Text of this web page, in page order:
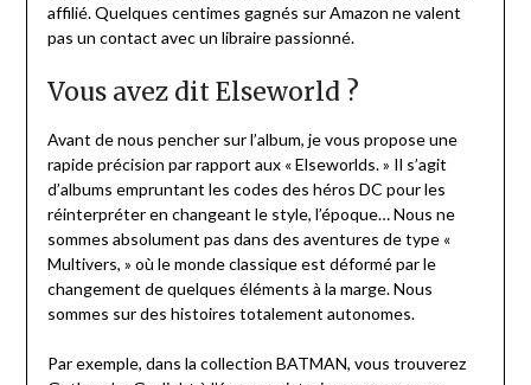
affilié. Quelques centimes gagnés sur Amazon ne valent
pas un contact avec un libraire passionné.
Vous avez dit Elseworld ?
Avant de nous pencher sur l’album, je vous propose une
rapide précision par rapport aux « Elseworlds. » Il s’agit
d’albums empruntant les codes des héros DC pour les
réinterpréter en changeant le style, l’époque… Nous ne
sommes absolument pas dans des aventures de type «
Multivers, » où le monde classique est déformé par le
changement de quelques éléments à la marge. Nous
sommes sur des histoires totalement autonomes.
Par exemple, dans la collection BATMAN, vous trouverez